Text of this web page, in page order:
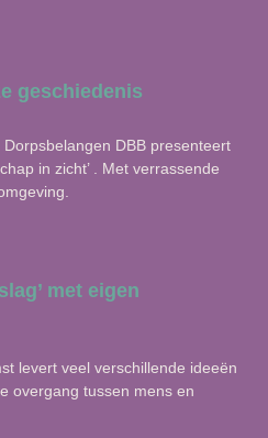
geschiedenis
DBB presenteert
in zicht’ . Met verrassende
met eigen
levert veel verschillende ideeën
overgang tussen mens en